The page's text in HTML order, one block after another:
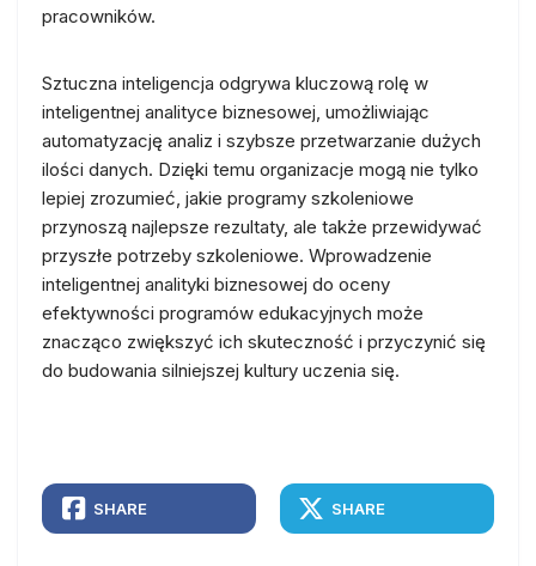
pracowników.
Sztuczna inteligencja odgrywa kluczową rolę w
inteligentnej analityce biznesowej, umożliwiając
automatyzację analiz i szybsze przetwarzanie dużych
ilości danych. Dzięki temu organizacje mogą nie tylko
lepiej zrozumieć, jakie programy szkoleniowe
przynoszą najlepsze rezultaty, ale także przewidywać
przyszłe potrzeby szkoleniowe. Wprowadzenie
inteligentnej analityki biznesowej do oceny
efektywności programów edukacyjnych może
znacząco zwiększyć ich skuteczność i przyczynić się
do budowania silniejszej kultury uczenia się.
SHARE SHARE